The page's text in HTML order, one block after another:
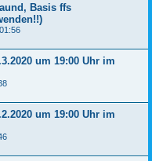
Basis ffs
um 19:00 Uhr im
um 19:00 Uhr im